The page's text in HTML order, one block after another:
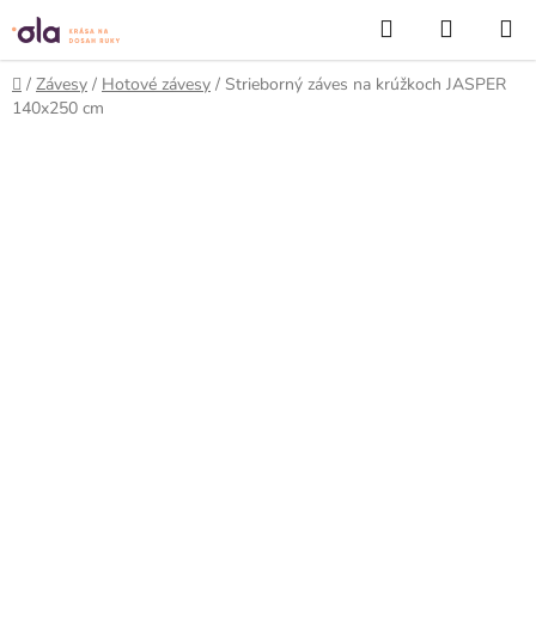
Prejsť
na
obsah
Hľadať
KOŠÍK
Domov
/ Závesy / Hotové závesy / Strieborný záves na krúžkoch JASPER
140x250 cm